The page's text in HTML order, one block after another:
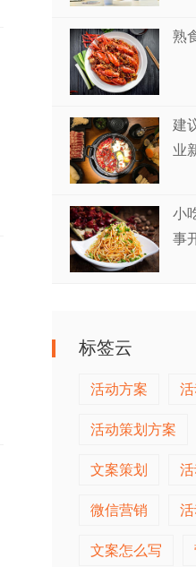
熟
建
业
小
事
标签云
活动方案 活
活动策划方案
文案策划
微信营销
文案怎么写